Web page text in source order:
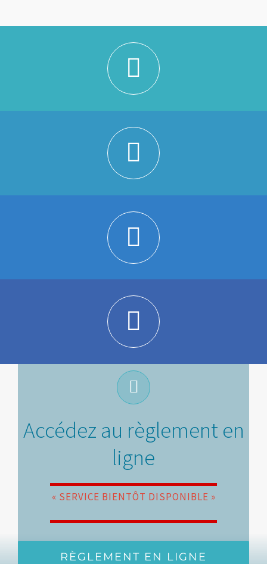
Accédez au règlement en
ligne
« SERVICE BIENTÔT DISPONIBLE »
RÈGLEMENT EN LIGNE